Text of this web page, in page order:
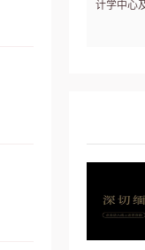
计学中心
04-